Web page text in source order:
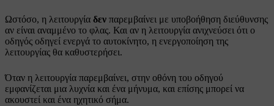
Ωστόσο, η λειτουργία δεν παρεμβαίνει με υποβοήθηση διεύθυνσης
αν είναι αναμμένο το φλας. Και αν η λειτουργία ανιχνεύσει ότι ο
οδηγός οδηγεί ενεργά το αυτοκίνητο, η ενεργοποίηση της
λειτουργίας θα καθυστερήσει.
Όταν η λειτουργία παρεμβαίνει, στην οθόνη του οδηγού
εμφανίζεται μια λυχνία και ένα μήνυμα, και επίσης μπορεί να
ακουστεί και ένα ηχητικό σήμα.